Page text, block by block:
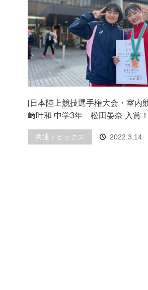
[日本陸上競技選手権大会・室
﨑叶和 中学3年 松田晏奈 入賞！
共通トピックス 2022.3.14